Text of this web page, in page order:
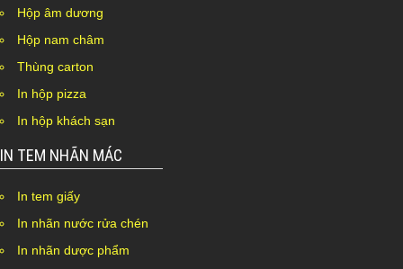
Hộp âm dương
Hộp nam châm
Thùng carton
In hộp pizza
In hộp khách sạn
IN TEM NHÃN MÁC
In tem giấy
In nhãn nước rửa chén
In nhãn dược phẩm